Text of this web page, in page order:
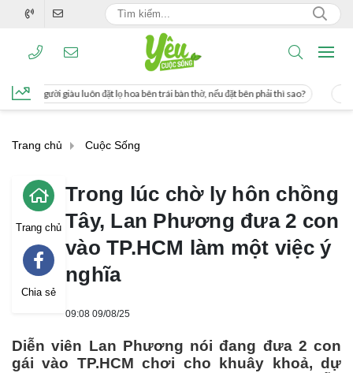
bên trái bàn thờ, nếu đặt bên phải thì sao? Cách uống nước mía giúp
Trang chủ Cuộc Sống
Trang chủ
Chia sẻ
Trong lúc chờ ly hôn chồng
Tây, Lan Phương đưa 2 con
vào TP.HCM làm một việc ý
nghĩa
09:08 09/08/25
Diễn viên Lan Phương nói đang đưa 2 con
gái vào TP.HCM chơi cho khuây khoả, dự